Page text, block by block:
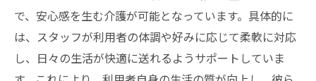
で、安心感を生む介護が可能となっています。具体的に
は、スタッフが利用者の体調や好みに応じて柔軟に対応
し、日々の生活が快適に送れるようサポートしていま